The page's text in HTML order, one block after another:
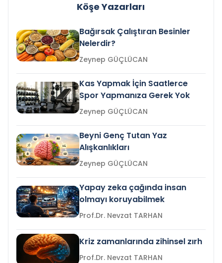
Köşe Yazarları
Bağırsak Çalıştıran Besinler
Nelerdir?
Zeynep GÜÇLÜCAN
Kas Yapmak İçin Saatlerce
Spor Yapmanıza Gerek Yok
Zeynep GÜÇLÜCAN
Beyni Genç Tutan Yaz
Alışkanlıkları
Zeynep GÜÇLÜCAN
Yapay zeka çağında insan
olmayı koruyabilmek
Prof.Dr. Nevzat TARHAN
Kriz zamanlarında zihinsel zırh
Prof.Dr. Nevzat TARHAN